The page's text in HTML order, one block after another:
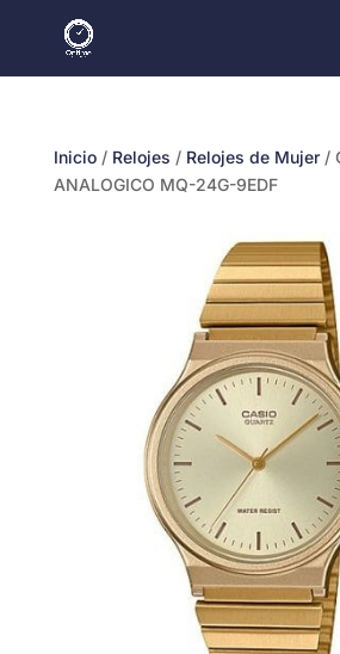
Inicio/ Relojes / Relojes de Mujer/
ANALOGICO MQ-24G-9EDF